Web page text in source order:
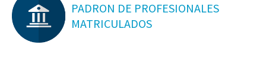
PADRON DE PROFESIONALES
MATRICULADOS